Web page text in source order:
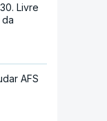
Livre
AFS